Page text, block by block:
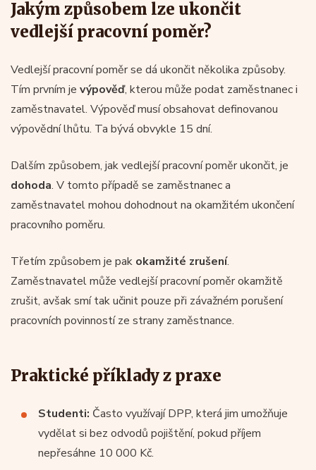
Jakým způsobem lze ukončit
vedlejší pracovní poměr?
Vedlejší pracovní poměr se dá ukončit několika způsoby.
Tím prvním je výpověď, kterou může podat zaměstnanec i
zaměstnavatel. Výpověď musí obsahovat definovanou
výpovědní lhůtu. Ta bývá obvykle 15 dní.
Dalším způsobem, jak vedlejší pracovní poměr ukončit, je
dohoda. V tomto případě se zaměstnanec a
zaměstnavatel mohou dohodnout na okamžitém ukončení
pracovního poměru.
Třetím způsobem je pak okamžité zrušení.
Zaměstnavatel může vedlejší pracovní poměr okamžitě
zrušit, avšak smí tak učinit pouze při závažném porušení
pracovních povinností ze strany zaměstnance.
Praktické příklady z praxe
Studenti: Často využívají DPP, která jim umožňuje
vydělat si bez odvodů pojištění, pokud příjem
nepřesáhne 10 000 Kč.